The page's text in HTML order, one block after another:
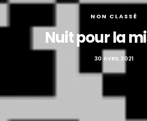
NON CLASSÉ
Nuit pour la
30 AVRIL 2021